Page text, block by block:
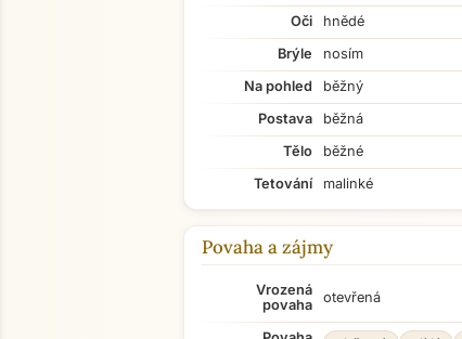
Oči
hnědé
Brýle
nosím
Na pohled
běžný
Postava
běžná
Tělo
běžné
Tetování
malinké
Povaha a zájmy
Vrozená
povaha
otevřená